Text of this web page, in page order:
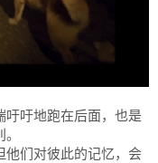
吁吁地跑在后面，也是
他们对彼此的记忆，会